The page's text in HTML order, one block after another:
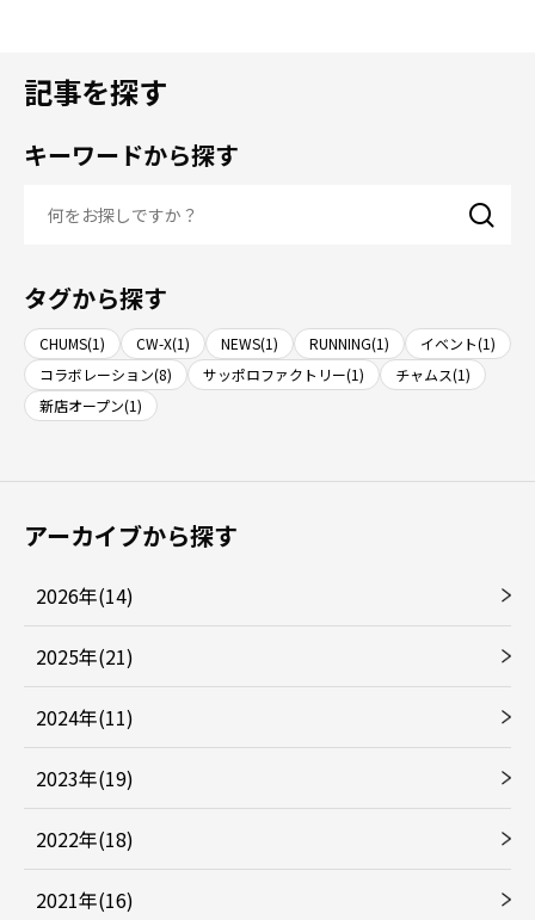
記事を探す
キーワードから探す
タグから探す
CHUMS(1) CW-X(1) NEWS(1) RUNNING(1)
イベント(1)
コラボレーション(8)
サッポロファクトリー(1)
チャムス(1)
新店オープン(1)
アーカイブから探す
2026年(14)
2025年(21)
2024年(11)
2023年(19)
2022年(18)
2021年(16)